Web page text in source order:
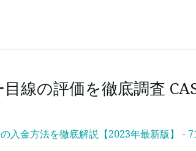
線の評価を徹底調査
入金方法を徹底解説【2023年最新版】 -